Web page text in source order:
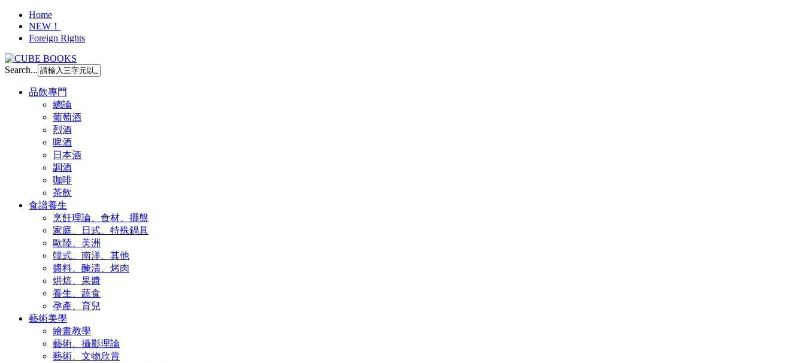
Home
NEW！
Foreign Rights
Search...
品飲專門
總論
葡萄酒
烈酒
啤酒
日本酒
調酒
咖啡
茶飲
食譜養生
烹飪理論、食材、擺盤
家庭、日式、特殊鍋具
歐陸、美洲
韓式、南洋、其他
醬料、醃漬、烤肉
烘焙、果醬
養生、蔬食
孕產、育兒
藝術美學
繪畫教學
藝術、攝影理論
藝術、文物欣賞